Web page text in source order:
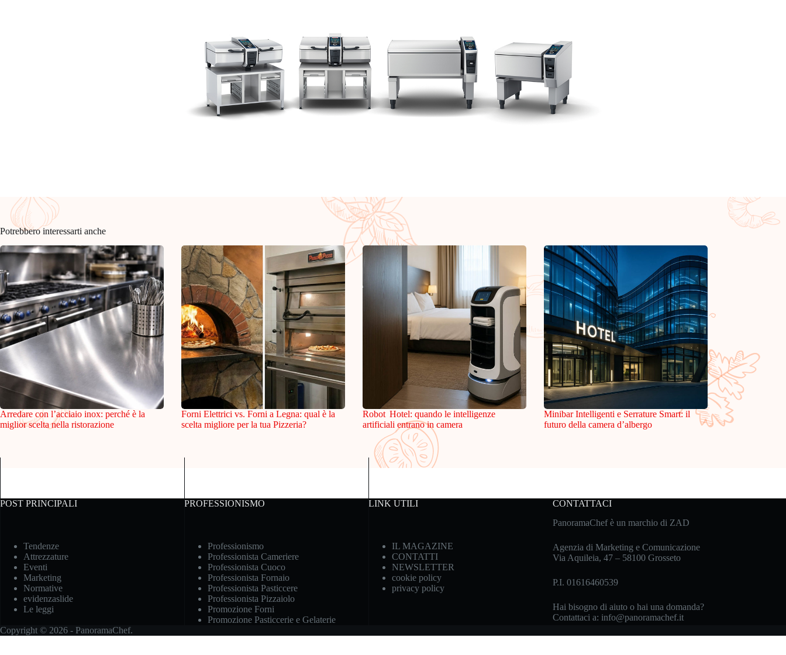
Potrebbero interessarti anche
Arredare con l’acciaio inox: perché è la
miglior scelta nella ristorazione
Forni Elettrici vs. Forni a Legna: qual è la
scelta migliore per la tua Pizzeria?
Robot Hotel: quando le intelligenze
artificiali entrano in camera
Minibar Intelligenti e Serrature Smart: il
futuro della camera d’albergo
POST PRINCIPALI
Tendenze
Attrezzature
Eventi
Marketing
Normative
evidenzaslide
Le leggi
PROFESSIONISMO
Professionismo
Professionista Cameriere
Professionista Cuoco
Professionista Fornaio
Professionista Pasticcere
Professionista Pizzaiolo
Promozione Forni
Promozione Pasticcerie e Gelaterie
LINK UTILI
IL MAGAZINE
CONTATTI
NEWSLETTER
cookie policy
privacy policy
CONTATTACI
PanoramaChef è un marchio di ZAD
Agenzia di Marketing e Comunicazione
Via Aquileia, 47 – 58100 Grosseto
P.I. 01616460539
Hai bisogno di aiuto o hai una domanda?
Contattaci a: info@panoramachef.it
Copyright © 2026 - PanoramaChef.